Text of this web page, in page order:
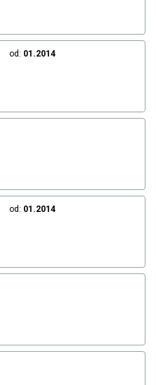
od: 01.2014
od: 01.2014